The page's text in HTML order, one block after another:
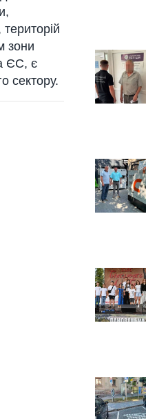
зони
ЄС, є
сектору.